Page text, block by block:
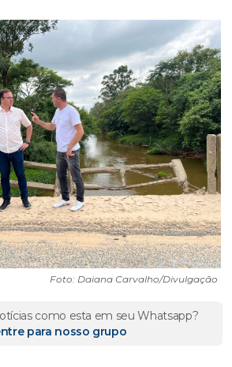
Foto: Daiana Carvalho/Divulgação
como esta em seu Whatsapp?
para nosso grupo